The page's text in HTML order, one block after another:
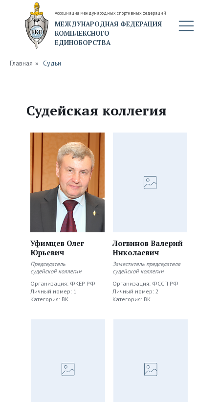
МЕЖДУНАРОДНАЯ ФЕДЕРАЦИЯ
КОМПЛЕКСНОГО
ЕДИНОБОРСТВА
Ассоциация международных спортивных федераций
Главная » Судьи
Судейская коллегия
Уфимцев Олег
Юрьевич
Председатель
судейской коллегии
Организация: ФКЕР РФ
Личный номер: 1
Категория: ВК
Логвинов Валерий
Николаевич
Заместитель председателя
судейской коллегии
Организация: ФССП РФ
Личный номер: 2
Категория: ВК